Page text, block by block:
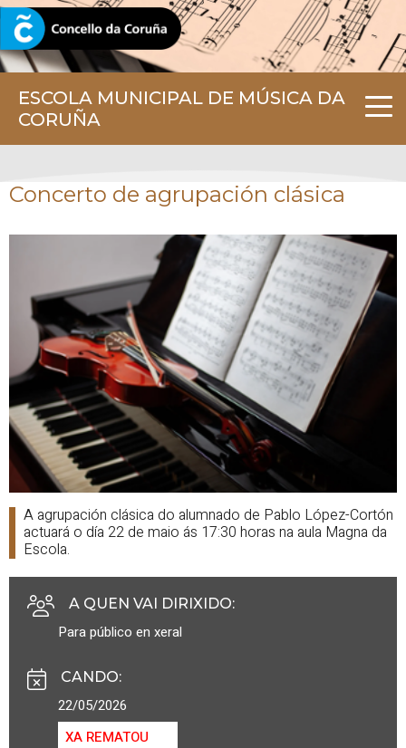
ESCOLA MUNICIPAL DE MÚSICA DA
CORUÑA
CORUNA.GAL
Concerto de agrupación clásica
A agrupación clásica do alumnado de Pablo López-Cortón
actuará o día 22 de maio ás 17:30 horas na aula Magna da
Escola.
A QUEN VAI DIRIXIDO:
Para público en xeral
CANDO:
22/05/2026
XA REMATOU